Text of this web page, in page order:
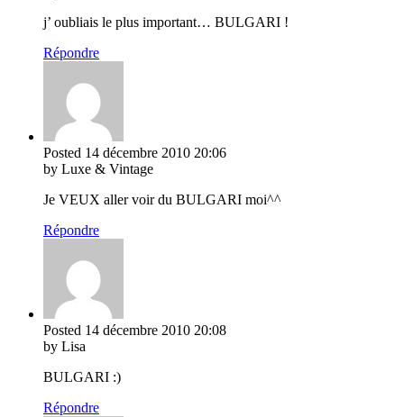
j’ oubliais le plus important… BULGARI !
Répondre
Posted 14 décembre 2010 20:06
by Luxe & Vintage
Je VEUX aller voir du BULGARI moi^^
Répondre
Posted 14 décembre 2010 20:08
by Lisa
BULGARI :)
Répondre